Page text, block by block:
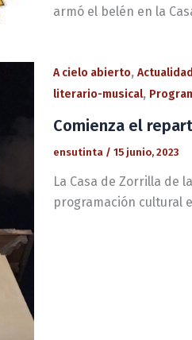
armó el belén en la
A cielo abierto, Actualidad
literario-musical,
Comienza el
ensutinta / 15 junio, 2023
La Casa de Zorrilla de
programación cultural